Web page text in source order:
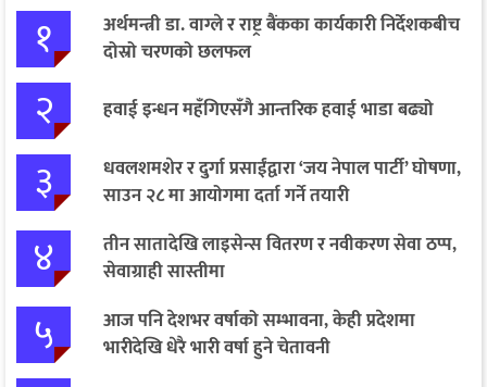
१
अर्थमन्त्री डा. वाग्ले र राष्ट्र बैंकका कार्यकारी निर्देशकबीच
दोस्रो चरणको छलफल
२ हवाई इन्धन महँगिएसँगै आन्तरिक हवाई भाडा बढ्यो
३
धवलशमशेर र दुर्गा प्रसाईंद्वारा ‘जय नेपाल पार्टी’ घोषणा,
साउन २८ मा आयोगमा दर्ता गर्ने तयारी
४
तीन सातादेखि लाइसेन्स वितरण र नवीकरण सेवा ठप्प,
सेवाग्राही सास्तीमा
५
आज पनि देशभर वर्षाको सम्भावना, केही प्रदेशमा
भारीदेखि धेरै भारी वर्षा हुने चेतावनी